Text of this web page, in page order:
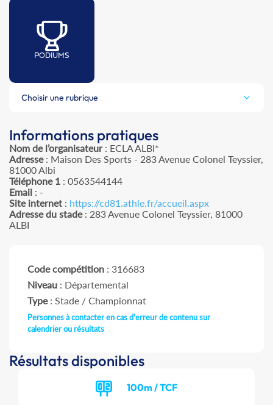
PODIUMS
Choisir une rubrique
Informations pratiques
Nom de l’organisateur: ECLA ALBI*
Adresse: Maison Des Sports - 283 Avenue Colonel Teyssier,
81000 Albi
Téléphone 1 : 0563544144
Email : -
Site internet : https://cd81.athle.fr/accueil.aspx
Adresse du stade: 283 Avenue Colonel Teyssier, 81000
ALBI
Code compétition : 316683
Niveau : Départemental
Type: Stade / Championnat
Personnes à contacter en cas d'erreur de contenu sur
calendrier ou résultats
Résultats disponibles
100m / TCF